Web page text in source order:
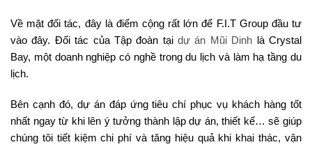
Về mặt đối tác, đây là điểm cộng rất lớn để F.I.T Group đầu tư
vào đây. Đối tác của Tập đoàn tạidự án Mũi Dinh là Crystal
Bay, một doanh nghiệp có nghề trong du lịch và làm hạ tầng du
lịch.
Bên cạnh đó, dự án đáp ứng tiêu chí phục vụ khách hàng tốt
nhất ngay từ khi lên ý tưởng thành lập dự án, thiết kế… sẽ giúp
chúng tôi tiết kiệm chi phí và tăng hiệu quả khi khai thác, vận